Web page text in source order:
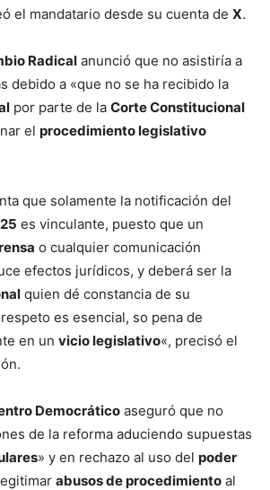
el mandatario desde su cuenta de X.
Radical anunció que no asistiría a
debido a «que no se ha recibido la
por parte de la Corte Constitucional
el procedimiento legislativo
que solamente la notificación del
es vinculante, puesto que un
o cualquier comunicación
efectos jurídicos, y deberá ser la
quien dé constancia de su
es esencial, so pena de
en un vicio legislativo«, precisó el
Democrático aseguró que no
de la reforma aduciendo supuestas
» y en rechazo al uso del poder
abusos de procedimiento al